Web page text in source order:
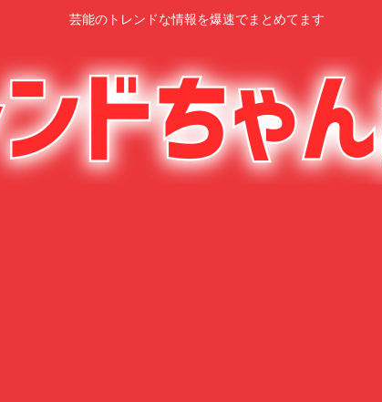
芸能のトレンドな情報を爆速でまとめてます